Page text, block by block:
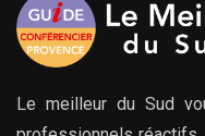
Le meilleur du Sud